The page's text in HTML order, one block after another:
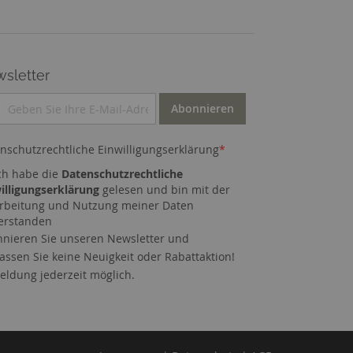
Abonnieren
Einwilligungserklärung*
habe die Datenschutzrechtliche
gelesen und bin mit der
und Nutzung meiner Daten
Sie unseren Newsletter und
Sie keine Neuigkeit oder Rabattaktion!
jederzeit möglich.